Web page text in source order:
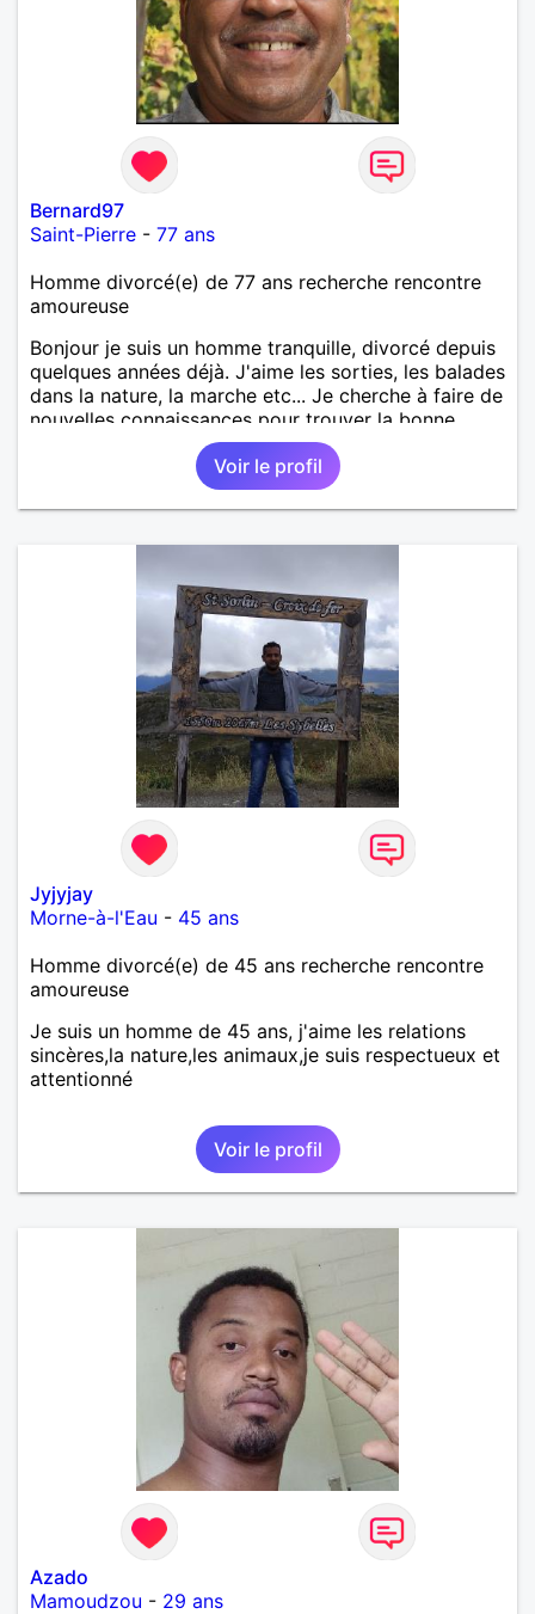
Bernard97
Saint-Pierre - 77 ans
Homme divorcé(e) de 77 ans recherche rencontre
amoureuse
Bonjour je suis un homme tranquille, divorcé depuis
quelques années déjà. J'aime les sorties, les balades
dans la nature, la marche etc... Je cherche à faire de
nouvelles connaissances pour trouver la bonne
Voir le profil
Jyjyjay
Morne-à-l'Eau - 45 ans
Homme divorcé(e) de 45 ans recherche rencontre
amoureuse
Je suis un homme de 45 ans, j'aime les relations
sincères,la nature,les animaux,je suis respectueux et
attentionné
Voir le profil
Azado
Mamoudzou - 29 ans